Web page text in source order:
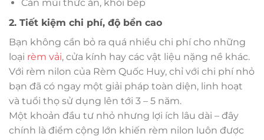
Cản mùi thức ăn, khói bếp
2. Tiết kiệm chi phí, độ bền cao
Bạn không cần bỏ ra quá nhiều chi phí cho những
loại rèm vải, cửa kính hay các vật liệu nặng nề khác.
Với rèm nilon của Rèm Quốc Huy, chỉ với chi phí nhỏ
bạn đã có ngay một giải pháp toàn diện, linh hoạt
và tuổi thọ sử dụng lên tới 3 – 5 năm.
Một khoản đầu tư nhỏ nhưng lợi ích lâu dài – đây
chính là điểm cộng lớn khiến rèm nilon luôn được